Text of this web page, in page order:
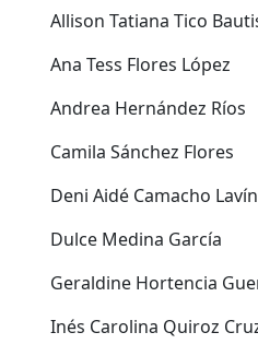
Allison Tatiana Tico
Ana Tess Flores López
Andrea Hernández Ríos
Camila Sánchez Flores
Deni Aidé Camacho Lavín
Dulce Medina García
Geraldine Hortencia
Inés Carolina Quiroz